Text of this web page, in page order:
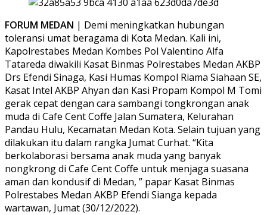
FORUM MEDAN | Demi meningkatkan hubungan
toleransi umat beragama di Kota Medan. Kali ini,
Kapolrestabes Medan Kombes Pol Valentino Alfa
Tatareda diwakili Kasat Binmas Polrestabes Medan AKBP
Drs Efendi Sinaga, Kasi Humas Kompol Riama Siahaan SE,
Kasat Intel AKBP Ahyan dan Kasi Propam Kompol M Tomi
gerak cepat dengan cara sambangi tongkrongan anak
muda di Cafe Cent Coffe Jalan Sumatera, Kelurahan
Pandau Hulu, Kecamatan Medan Kota. Selain tujuan yang
dilakukan itu dalam rangka Jumat Curhat. “Kita
berkolaborasi bersama anak muda yang banyak
nongkrong di Cafe Cent Coffe untuk menjaga suasana
aman dan kondusif di Medan, ” papar Kasat Binmas
Polrestabes Medan AKBP Efendi Sianga kepada
wartawan, Jumat (30/12/2022).